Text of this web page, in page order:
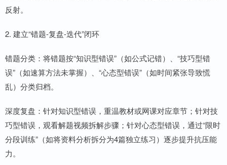
反射。
2. 建立“错题-复盘-迭代”闭环
错题分类：将错题按“知识型错误”（如公式记错）、“技巧型错
误”（如速算方法未掌握）、“心态型错误”（如时间紧张导致慌
乱）分类归档。
深度复盘：针对知识型错误，重温教材或网课对应章节；针对技
巧型错误，观看解题视频拆解步骤；针对心态型错误，通过“限时
分段训练”（如将资料分析拆分为4篇独立练习）逐步提升抗压能
力。